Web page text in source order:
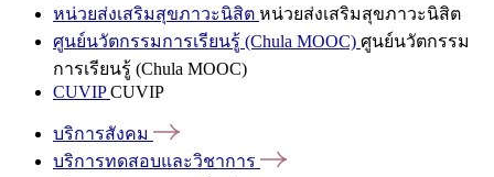
หน่วยส่งเสริมสุขภาวะนิสิต หน่วยส่งเสริมสุขภาวะนิสิต
ศูนย์นวัตกรรมการเรียนรู้ (Chula MOOC) ศูนย์นวัตกรรม
การเรียนรู้ (Chula MOOC)
CUVIPCUVIP
บริการสังคม
บริการทดสอบและวิชาการ